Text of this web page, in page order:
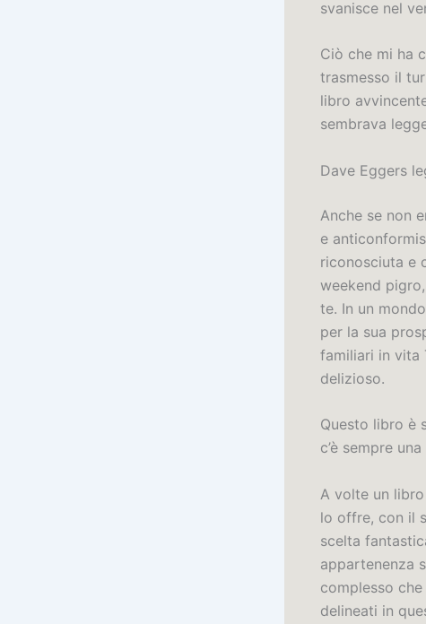
svanisce nel
Ciò che mi ha
trasmesso il
libro
sembrava
Dave Eggers
Anche se non
e
riconosciuta e
weekend
te. In un
per la sua
familiari in vita
delizioso.
Questo libro è
c’è sempre
A volte un
lo offre, con il
scelta
appartenenza
complesso
delineati in